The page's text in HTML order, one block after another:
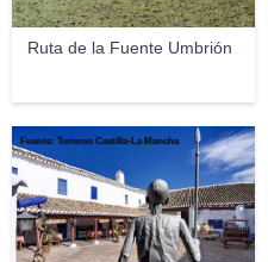
Ruta de la Fuente Umbrión
Fuente: Turismo Castilla-La Mancha